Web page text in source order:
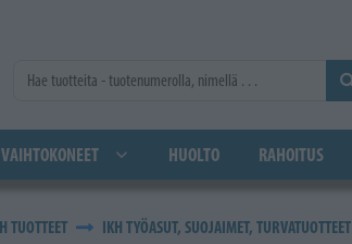
VAIHTOKONEET HUOLTO RAHOITUS
TUOTTEET IKH TYÖASUT, SUOJAIMET, TURVATUOTTEET